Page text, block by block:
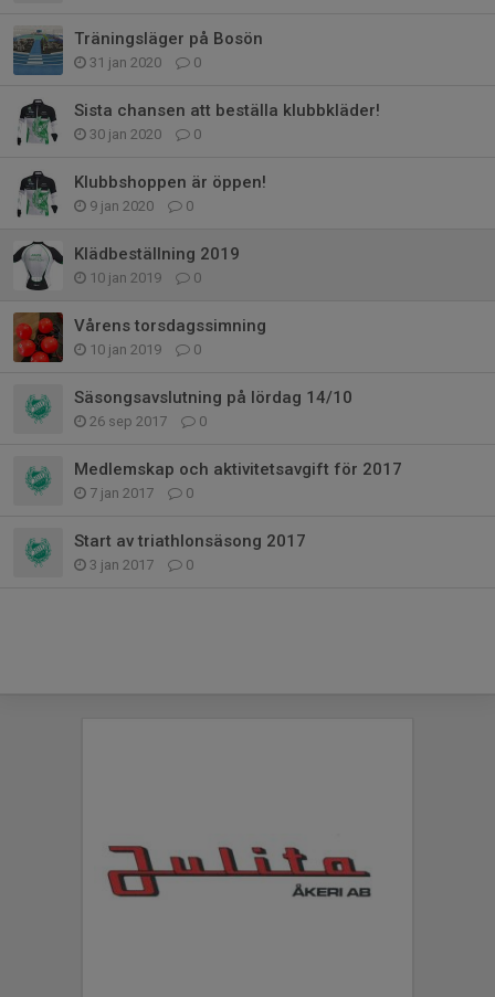
Träningsläger på Bosön
31 jan 2020 0
Sista chansen att beställa klubbkläder!
30 jan 2020 0
Klubbshoppen är öppen!
9 jan 2020 0
Klädbeställning 2019
10 jan 2019 0
Vårens torsdagssimning
10 jan 2019 0
Säsongsavslutning på lördag 14/10
26 sep 2017 0
Medlemskap och aktivitetsavgift för 2017
7 jan 2017 0
Start av triathlonsäsong 2017
3 jan 2017 0